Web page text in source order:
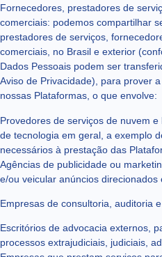
Fornecedores, prestadores de
comerciais: podemos compartilhar
prestadores de serviços,
comerciais, no Brasil e exterior
Dados Pessoais podem ser
Aviso de Privacidade), para prover
nossas Plataformas, o que envolve:
Provedores de serviços de nuvem
de tecnologia em geral, a exemplo
necessários à prestação das
Agências de publicidade ou
e/ou veicular anúncios direcionados
Empresas de consultoria, auditoria
Escritórios de advocacia externos,
processos extrajudiciais, judiciais,